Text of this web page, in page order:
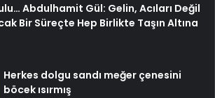
Abdulhamit Gül: Gelin, Acıları Değil
Bir Süreçte Hep Birlikte Taşın Altına
Herkes dolgu sandı meğer çenesini
böcek ısırmış